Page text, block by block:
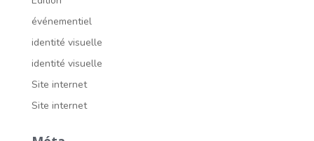
événementiel
identité visuelle
identité visuelle
Site internet
Site internet